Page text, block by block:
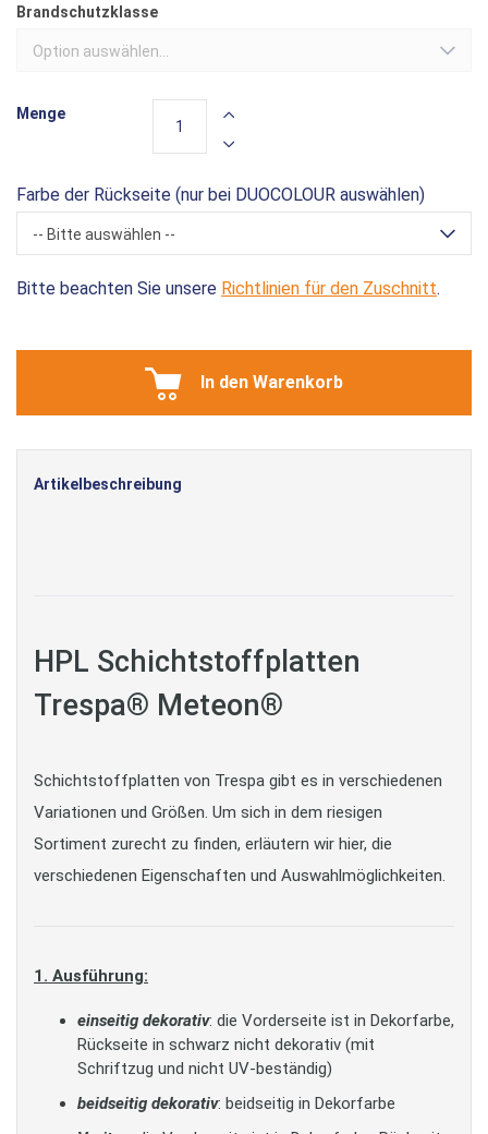
Brandschutzklasse
Option auswählen...
Farbe der Rückseite (nur bei DUOCOLOUR auswählen)
-- Bitte auswählen --
Bitte beachten Sie unsere Richtlinien für den Zuschnitt.
Menge
In den Warenkorb
Artikelbeschreibung
HPL Schichtstoffplatten
Trespa® Meteon®
Schichtstoffplatten von Trespa gibt es in verschiedenen
Variationen und Größen. Um sich in dem riesigen
Sortiment zurecht zu finden, erläutern wir hier, die
verschiedenen Eigenschaften und Auswahlmöglichkeiten.
1. Ausführung:
einseitig dekorativ: die Vorderseite ist in Dekorfarbe,
Rückseite in schwarz nicht dekorativ (mit
Schriftzug und nicht UV-beständig)
beidseitig dekorativ: beidseitig in Dekorfarbe